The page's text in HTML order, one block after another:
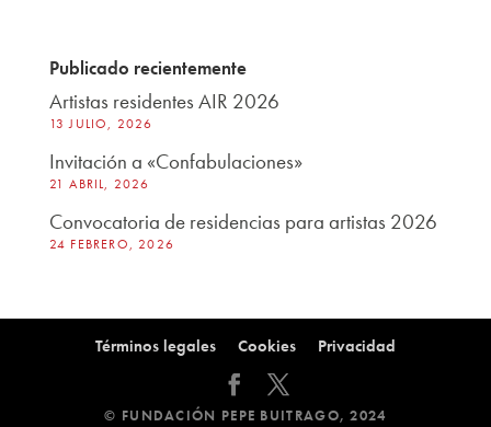
Publicado recientemente
Artistas residentes AIR 2026
13 JULIO, 2026
Invitación a «Confabulaciones»
21 ABRIL, 2026
Convocatoria de residencias para artistas 2026
24 FEBRERO, 2026
Términos legales Cookies Privacidad
© FUNDACIÓN PEPE BUITRAGO, 2024